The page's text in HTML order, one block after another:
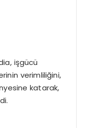
işgücü
verimliliğini,
katarak,